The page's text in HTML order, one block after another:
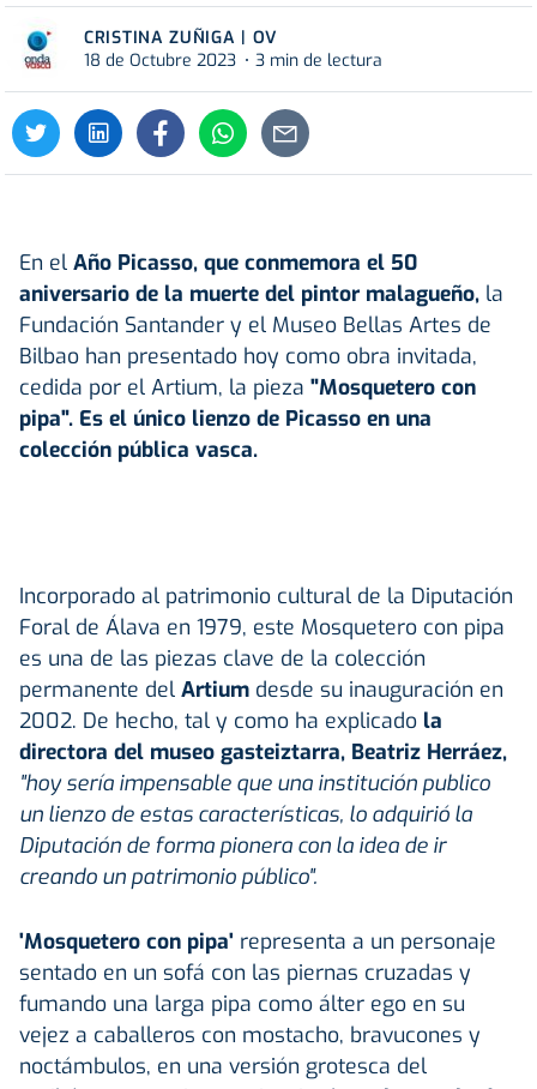
CRISTINA ZUÑIGA | OV
18 de Octubre 2023
3 min de lectura
En el Año Picasso, que conmemora el 50
aniversario de la muerte del pintor malagueño, la
Fundación Santander y el Museo Bellas Artes de
Bilbao han presentado hoy como obra invitada,
cedida por el Artium, la pieza "Mosquetero con
pipa". Es el único lienzo de Picasso en una
colección pública vasca.
Incorporado al patrimonio cultural de la Diputación
Foral de Álava en 1979, este Mosquetero con pipa
es una de las piezas clave de la colección
permanente del Artium desde su inauguración en
2002. De hecho, tal y como ha explicado la
directora del museo gasteiztarra, Beatriz Herráez,
"hoy sería impensable que una institución publico
un lienzo de estas características, lo adquirió la
Diputación de forma pionera con la idea de ir
creando un patrimonio público".
'Mosquetero con pipa' representa a un personaje
sentado en un sofá con las piernas cruzadas y
fumando una larga pipa como álter ego en su
vejez a caballeros con mostacho, bravucones y
noctámbulos, en una versión grotesca del